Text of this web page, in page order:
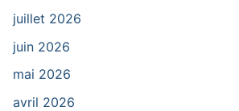
juillet 2026
juin 2026
mai 2026
avril 2026